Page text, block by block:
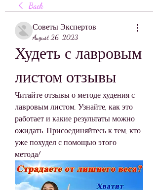
Back
Советы Экспертов
August 26, 2023
Худеть с лавровым
листом отзывы
Читайте отзывы о методе худения с
лавровым листом. Узнайте, как это
работает и какие результаты можно
ожидать. Присоединяйтесь к тем, кто
уже похудел с помощью этого
метода!